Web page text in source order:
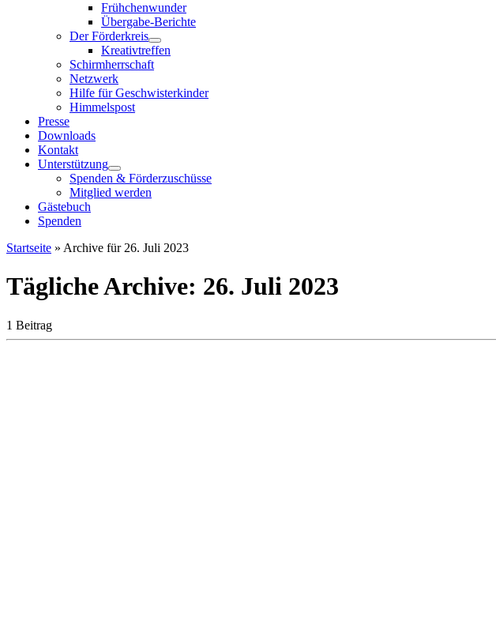
Frühchenwunder
Übergabe-Berichte
Der Förderkreis
Kreativtreffen
Schirmherrschaft
Netzwerk
Hilfe für Geschwisterkinder
Himmelspost
Presse
Downloads
Kontakt
Unterstützung
Spenden & Förderzuschüsse
Mitglied werden
Gästebuch
Spenden
Startseite » Archive für 26. Juli 2023
Tägliche Archive: 26. Juli 2023
1 Beitrag